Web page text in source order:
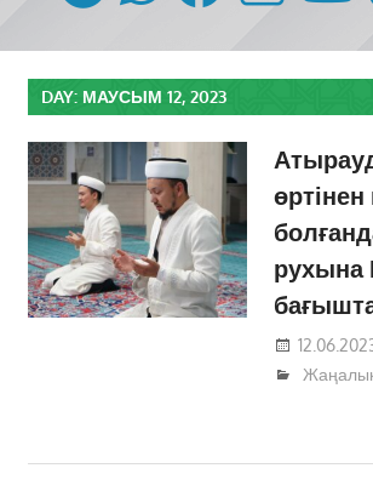
DAY: МАУСЫМ 12, 2023
өртінен
рухына